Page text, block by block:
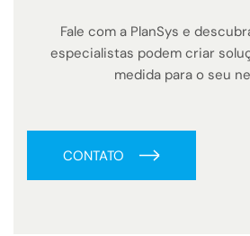
Fale com a PlanSys e
especialistas podem criar
medida para o seu
CONTATO